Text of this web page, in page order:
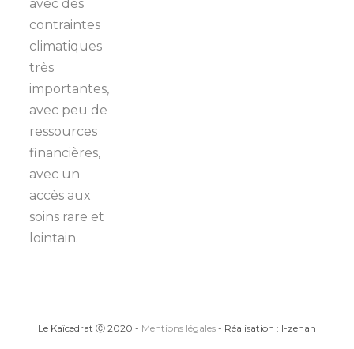
avec des
contraintes
climatiques
très
importantes,
avec peu de
ressources
financières,
avec un
accès aux
soins rare et
lointain.
Le Kaïcedrat Ⓒ 2020 - Mentions légales - Réalisation : I-zenah